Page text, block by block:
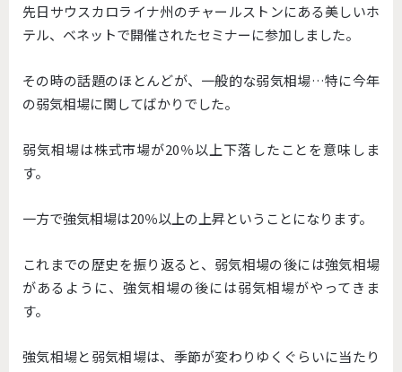
先日サウスカロライナ州のチャールストンにある美しいホ
テル、ベネットで開催されたセミナーに参加しました。
その時の話題のほとんどが、一般的な弱気相場…特に今年
の弱気相場に関してばかりでした。
弱気相場は株式市場が20％以上下落したことを意味しま
す。
一方で強気相場は20％以上の上昇ということになります。
これまでの歴史を振り返ると、弱気相場の後には強気相場
があるように、強気相場の後には弱気相場がやってきま
す。
強気相場と弱気相場は、季節が変わりゆくぐらいに当たり